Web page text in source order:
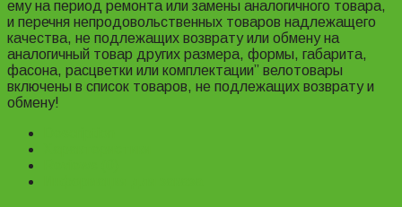
ему на период ремонта или замены аналогичного товара,
и перечня непродовольственных товаров надлежащего
качества, не подлежащих возврату или обмену на
аналогичный товар других размера, формы, габарита,
фасона, расцветки или комплектации” велотовары
включены в список товаров, не подлежащих возврату и
обмену!